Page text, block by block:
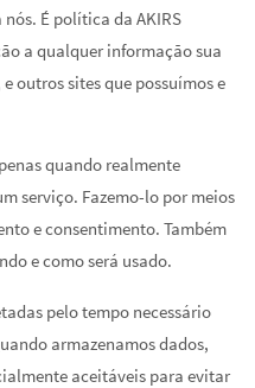
É política da AKIRS
a qualquer informação sua
e outros sites que possuímos e
quando realmente
serviço. Fazemo-lo por meios
e consentimento. Também
e como será usado.
pelo tempo necessário
armazenamos dados,
aceitáveis ​​para evitar